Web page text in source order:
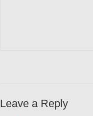
Leave a Reply